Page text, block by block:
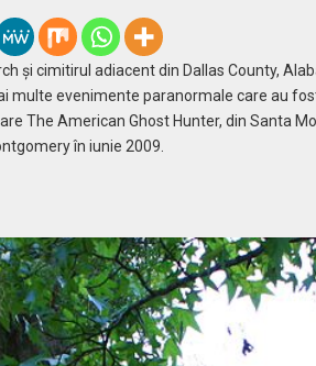
și cimitirul adiacent din Dallas County,
multe evenimente paranormale care au
The American Ghost Hunter, din Santa
în iunie 2009.